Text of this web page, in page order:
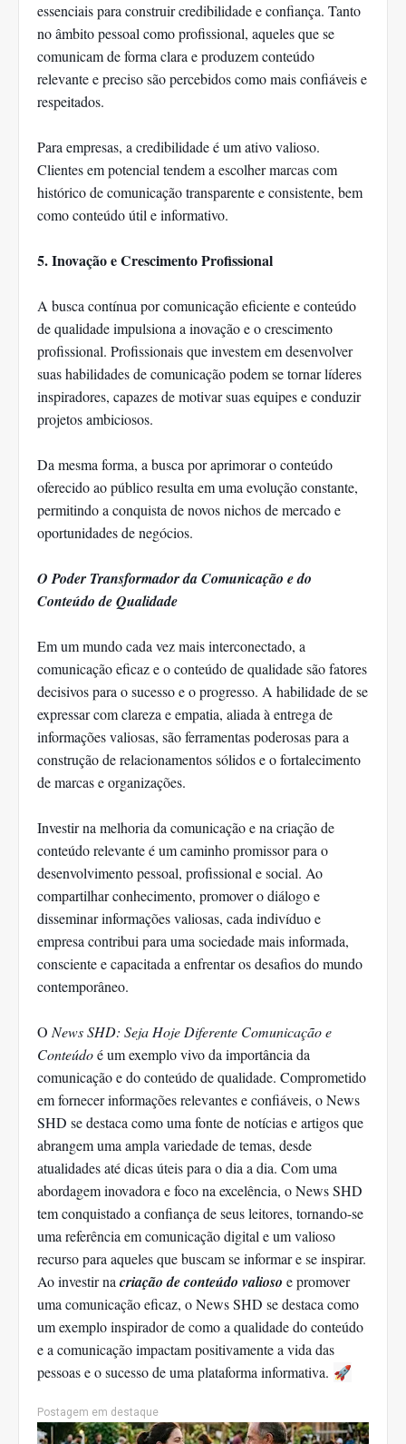
essenciais para construir credibilidade e confiança. Tanto
no âmbito pessoal como profissional, aqueles que se
comunicam de forma clara e produzem conteúdo
relevante e preciso são percebidos como mais confiáveis e
respeitados.
Para empresas, a credibilidade é um ativo valioso.
Clientes em potencial tendem a escolher marcas com
histórico de comunicação transparente e consistente, bem
como conteúdo útil e informativo.
5. Inovação e Crescimento Profissional
A busca contínua por comunicação eficiente e conteúdo
de qualidade impulsiona a inovação e o crescimento
profissional. Profissionais que investem em desenvolver
suas habilidades de comunicação podem se tornar líderes
inspiradores, capazes de motivar suas equipes e conduzir
projetos ambiciosos.
Da mesma forma, a busca por aprimorar o conteúdo
oferecido ao público resulta em uma evolução constante,
permitindo a conquista de novos nichos de mercado e
oportunidades de negócios.
O Poder Transformador da Comunicação e do
Conteúdo de Qualidade
Em um mundo cada vez mais interconectado, a
comunicação eficaz e o conteúdo de qualidade são fatores
decisivos para o sucesso e o progresso. A habilidade de se
expressar com clareza e empatia, aliada à entrega de
informações valiosas, são ferramentas poderosas para a
construção de relacionamentos sólidos e o fortalecimento
de marcas e organizações.
Investir na melhoria da comunicação e na criação de
conteúdo relevante é um caminho promissor para o
desenvolvimento pessoal, profissional e social. Ao
compartilhar conhecimento, promover o diálogo e
disseminar informações valiosas, cada indivíduo e
empresa contribui para uma sociedade mais informada,
consciente e capacitada a enfrentar os desafios do mundo
contemporâneo.
O News SHD: Seja Hoje Diferente Comunicação e
Conteúdoé um exemplo vivo da importância da
comunicação e do conteúdo de qualidade. Comprometido
em fornecer informações relevantes e confiáveis, o News
SHD se destaca como uma fonte de notícias e artigos que
abrangem uma ampla variedade de temas, desde
atualidades até dicas úteis para o dia a dia. Com uma
abordagem inovadora e foco na excelência, o News SHD
tem conquistado a confiança de seus leitores, tornando-se
uma referência em comunicação digital e um valioso
recurso para aqueles que buscam se informar e se inspirar.
Ao investir na criação de conteúdo valioso e promover
uma comunicação eficaz, o News SHD se destaca como
um exemplo inspirador de como a qualidade do conteúdo
e a comunicação impactam positivamente a vida das
pessoas e o sucesso de uma plataforma informativa. 🚀
Postagem em destaque